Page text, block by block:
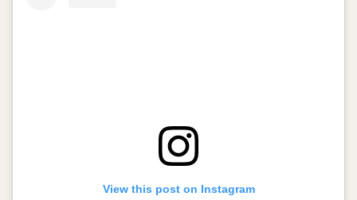
View this post on Instagram